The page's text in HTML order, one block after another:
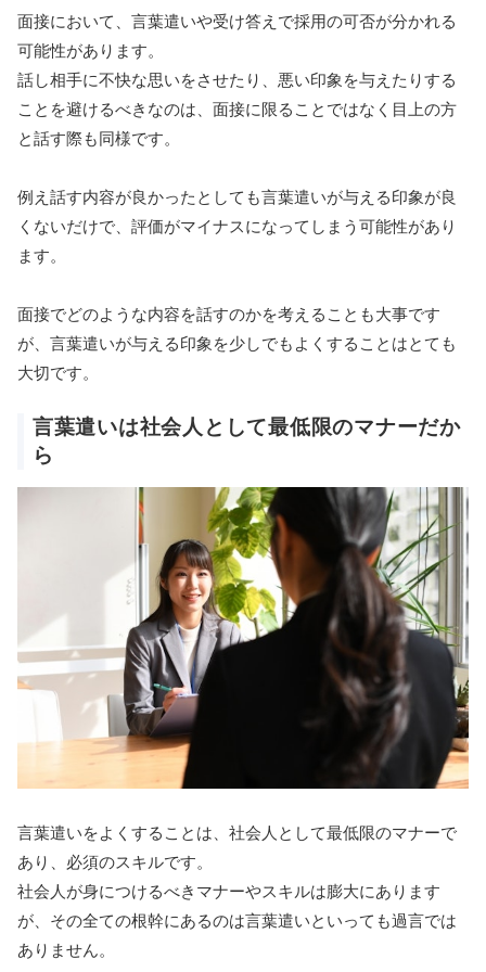
面接において、言葉遣いや受け答えで採用の可否が分かれる
可能性があります。
話し相手に不快な思いをさせたり、悪い印象を与えたりする
ことを避けるべきなのは、面接に限ることではなく目上の方
と話す際も同様です。
例え話す内容が良かったとしても言葉遣いが与える印象が良
くないだけで、評価がマイナスになってしまう可能性があり
ます。
面接でどのような内容を話すのかを考えることも大事です
が、言葉遣いが与える印象を少しでもよくすることはとても
大切です。
言葉遣いは社会人として最低限のマナーだか
ら
言葉遣いをよくすることは、社会人として最低限のマナーで
あり、必須のスキルです。
社会人が身につけるべきマナーやスキルは膨大にあります
が、その全ての根幹にあるのは言葉遣いといっても過言では
ありません。